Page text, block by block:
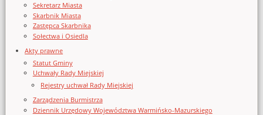
Sekretarz Miasta
Skarbnik Miasta
Zastępca Skarbnika
Sołectwa i Osiedla
Akty prawne
Statut Gminy
Uchwały Rady Miejskiej
Rejestry uchwał Rady Miejskiej
Zarządzenia Burmistrza
Dziennik Urzędowy Województwa Warmińsko-Mazurskiego